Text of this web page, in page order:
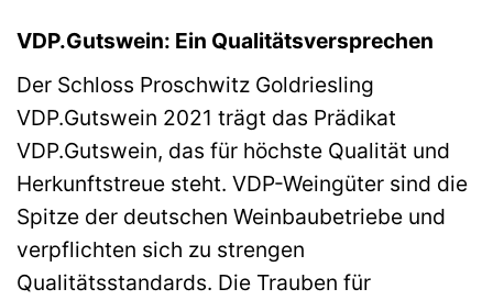
VDP.Gutswein: Ein Qualitätsversprechen
Der Schloss Proschwitz Goldriesling
VDP.Gutswein 2021 trägt das Prädikat
VDP.Gutswein, das für höchste Qualität und
Herkunftstreue steht. VDP-Weingüter sind die
Spitze der deutschen Weinbaubetriebe und
verpflichten sich zu strengen
Qualitätsstandards. Die Trauben für